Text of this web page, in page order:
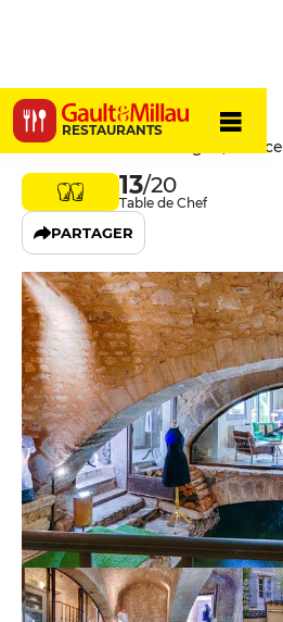
RESTAURANTS
La Prévôté
84800 L'Isle-sur-la-Sorgue, France
13/20
Table de Chef
PARTAGER